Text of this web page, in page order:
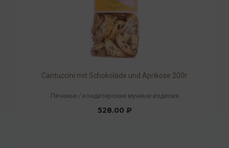
Cantuccini mit Schokolade und Aprikose 200г
Печенье / кондитерские мучные изделия
528.00 ₽